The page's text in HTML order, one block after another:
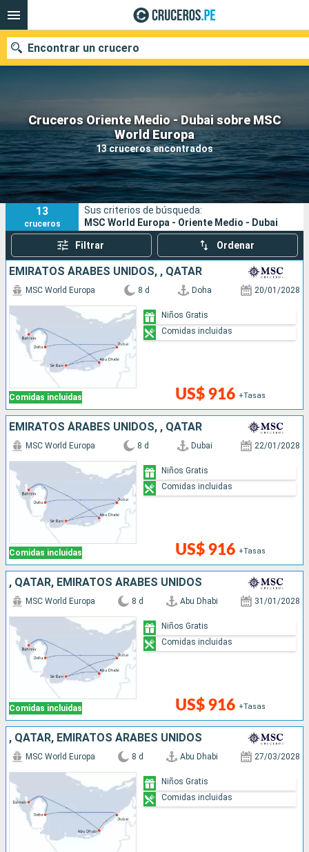
Cruceros Oriente Medio - Dubai sobre MSC
World Europa
13 cruceros encontrados
Encontrar un crucero
Nuestros destinos
Fecha de salida
Puertos Compañías
Buscar
13
cruceros
Sus criterios de búsqueda:
MSC World Europa - Oriente Medio - Dubai
Filtrar Ordenar
EMIRATOS ÁRABES UNIDOS, , QATAR
Comidas incluidas
MSC World Europa 8 d Doha 20/01/2028
US$ 916 +Tasas
Niños Gratis
Comidas incluidas
EMIRATOS ÁRABES UNIDOS, , QATAR
Comidas incluidas
MSC World Europa 8 d Dubai 22/01/2028
US$ 916 +Tasas
Niños Gratis
Comidas incluidas
, QATAR, EMIRATOS ÁRABES UNIDOS
Comidas incluidas
MSC World Europa 8 d Abu Dhabi 31/01/2028
US$ 916 +Tasas
Niños Gratis
Comidas incluidas
, QATAR, EMIRATOS ÁRABES UNIDOS
MSC World Europa 8 d Abu Dhabi 27/03/2028
Niños Gratis
Comidas incluidas